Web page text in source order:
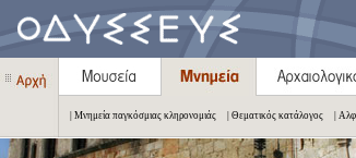
| Μνημεία παγκόσμιας κληρονομιάς | Θεματικός κατάλογος |